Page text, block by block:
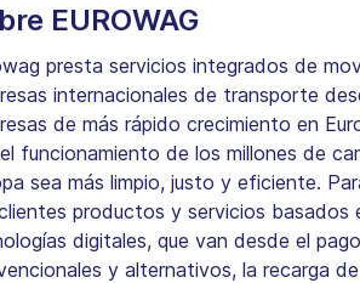
EUROWAG
presta servicios integrados de
internacionales de transporte
de más rápido crecimiento en
funcionamiento de los millones de
sea más limpio, justo y eficiente.
productos y servicios basados
digitales, que van desde el
y alternativos, la recarga